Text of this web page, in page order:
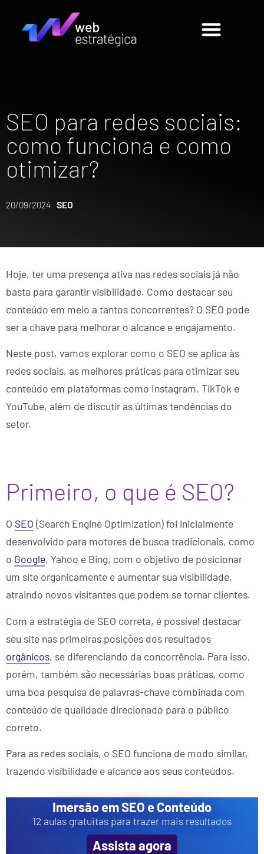
SEO para redes sociais:
como funciona e como
otimizar?
20/09/2024 SEO
Hoje, ter uma presença ativa nas redes sociais já não
basta para garantir visibilidade. Como destacar seu
conteúdo em meio a tantos concorrentes? O SEO pode
ser a chave para melhorar o alcance e engajamento.
Neste post, vamos explorar como o SEO se aplica às
redes sociais, as melhores práticas para otimizar seu
conteúdo em plataformas como Instagram, TikTok e
YouTube, além de discutir as últimas tendências do
setor.
Primeiro, o que é SEO?
O SEO (Search Engine Optimization) foi inicialmente
desenvolvido para motores de busca tradicionais, como
o Google, Yahoo e Bing, com o objetivo de posicionar
um site organicamente e aumentar sua visibilidade,
atraindo novos visitantes que podem se tornar clientes.
Com a estratégia de SEO correta, é possível destacar
seu site nas primeiras posições dos resultados
orgânicos, se diferenciando da concorrência. Para isso,
porém, também são necessárias boas práticas, como
uma boa pesquisa de palavras-chave combinada com
conteúdo de qualidade direcionado para o público
correto.
Para as redes sociais, o SEO funciona de modo similar,
trazendo visibilidade e alcance aos seus conteúdos.
Imersão em SEO e Conteúdo
12 aulas gratuitas para trazer mais resultados
Assista agora